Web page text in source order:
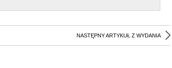
NASTĘPNY ARTYKUŁ Z WYDANIA